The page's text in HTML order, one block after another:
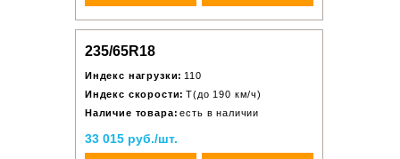
235/65R18
Индекс нагрузки: 110
Индекс скорости: T(до 190 км/ч)
Наличие товара: есть в наличии
33 015 руб./шт.